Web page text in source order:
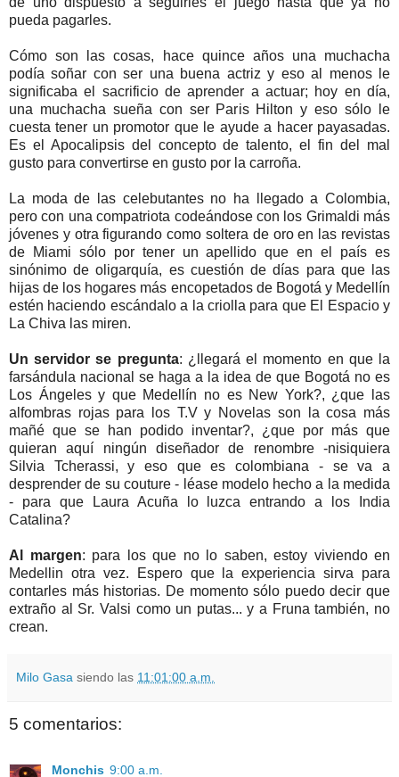
pueda pagarles.
Cómo son las cosas, hace quince años una muchacha
podía soñar con ser una buena actriz y eso al menos le
significaba el sacrificio de aprender a actuar; hoy en día,
una muchacha sueña con ser Paris Hilton y eso sólo le
cuesta tener un promotor que le ayude a hacer payasadas.
Es el Apocalipsis del concepto de talento, el fin del mal
gusto para convertirse en gusto por la carroña.
La moda de las celebutantes no ha llegado a Colombia,
pero con una compatriota codeándose con los Grimaldi más
jóvenes y otra figurando como soltera de oro en las revistas
de Miami sólo por tener un apellido que en el país es
sinónimo de oligarquía, es cuestión de días para que las
hijas de los hogares más encopetados de Bogotá y Medellín
estén haciendo escándalo a la criolla para que El Espacio y
La Chiva las miren.
Un servidor se pregunta: ¿llegará el momento en que la
farsándula nacional se haga a la idea de que Bogotá no es
Los Ángeles y que Medellín no es New York?, ¿que las
alfombras rojas para los T.V y Novelas son la cosa más
mañé que se han podido inventar?, ¿que por más que
quieran aquí ningún diseñador de renombre -nisiquiera
Silvia Tcherassi, y eso que es colombiana - se va a
desprender de su couture - léase modelo hecho a la medida
- para que Laura Acuña lo luzca entrando a los India
Catalina?
Al margen: para los que no lo saben, estoy viviendo en
Medellin otra vez. Espero que la experiencia sirva para
contarles más historias. De momento sólo puedo decir que
extraño al Sr. Valsi como un putas... y a Fruna también, no
crean.
Milo Gasa siendo las 11:01:00 a.m.
5 comentarios:
Monchis 9:00 a.m.